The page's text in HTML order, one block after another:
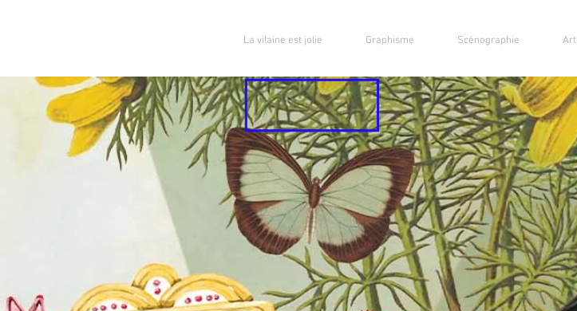
La vilaine est jolie Graphisme Scénographie Art